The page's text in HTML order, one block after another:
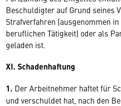
Beschuldigter auf Grund seines
Strafverfahren (ausgenommen
beruflichen Tätigkeit) oder als
geladen ist.
XI. Schadenhaftung
1. Der Arbeitnehmer haftet für
und verschuldet hat, nach den